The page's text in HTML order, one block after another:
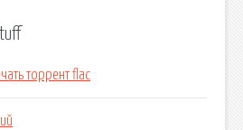
торрент flac